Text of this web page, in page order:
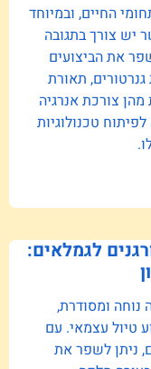
החיים, ובמיוחד
יש צורך בתגובה
את הביצועים
תאורת
צורכת אנרגיה
טכנולוגיות
לגמלאים:
נוחה ומסודרת,
טיול עצמאי. עם
ניתן לשפר את